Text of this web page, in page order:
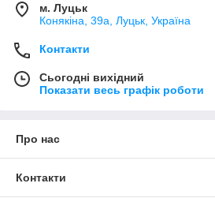
м. Луцьк
Конякіна, 39а, Луцьк, Україна
Контакти
Сьогодні вихідний
Показати весь графік роботи
Про нас
Контакти